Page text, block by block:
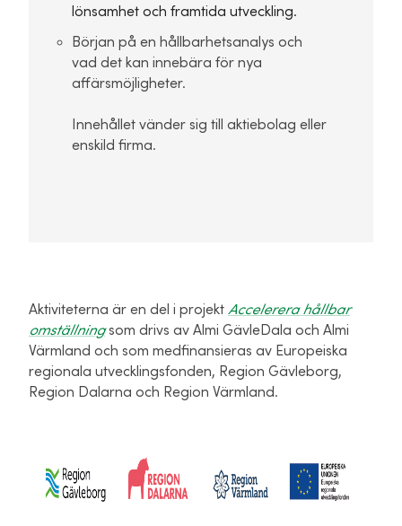
lönsamhet och framtida utveckling.
Början på en hållbarhetsanalys och
vad det kan innebära för nya
affärsmöjligheter.
Innehållet vänder sig till aktiebolag eller
enskild firma.
Aktiviteterna är en del i projekt Accelerera hållbar
omställningsom drivs av Almi GävleDala och Almi
Värmland och som medfinansieras av Europeiska
regionala utvecklingsfonden, Region Gävleborg,
Region Dalarna och Region Värmland.